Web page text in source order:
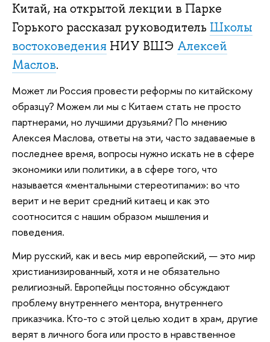
Китай, на открытой лекции в Парке
Горького рассказал руководитель Школы
востоковедения НИУ ВШЭ Алексей
Маслов.
Может ли Россия провести реформы по китайскому
образцу? Можем ли мы с Китаем стать не просто
партнерами, но лучшими друзьями? По мнению
Алексея Маслова, ответы на эти, часто задаваемые в
последнее время, вопросы нужно искать не в сфере
экономики или политики, а в сфере того, что
называется «ментальными стереотипами»: во что
верит и не верит средний китаец и как это
соотносится с нашим образом мышления и
поведения.
Мир русский, как и весь мир европейский, — это мир
христианизированный, хотя и не обязательно
религиозный. Европейцы постоянно обсуждают
проблему внутреннего ментора, внутреннего
приказчика. Кто-то с этой целью ходит в храм, другие
верят в личного бога или просто в нравственное